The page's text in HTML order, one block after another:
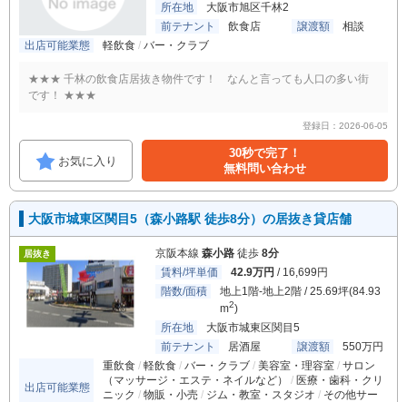
所在地
大阪市旭区千林2
前テナント
飲食店 譲渡額
相談
出店可能業態
軽飲食 バー・クラブ
★★★ 千林の飲食店居抜き物件です！ なんと言っても人口の多い街
です！ ★★★
登録日：2026-06-05
お気に入り
30秒で完了！
無料問い合わせ
大阪市城東区関目5（森小路駅 徒歩8分）の居抜き貸店舗
居抜き 京阪本線 森小路 徒歩 8分
賃料/坪単価
42.9万円 / 16,699円
階数/面積
地上1階-地上2階 / 25.69坪(84.93
m2)
所在地
大阪市城東区関目5
前テナント
居酒屋 譲渡額 550万円
出店可能業態
重飲食 軽飲食 バー・クラブ 美容室・理容室
サロン
（マッサージ・エステ・ネイルなど）
医療・歯科・クリ
ニック
物販・小売 ジム・教室・スタジオ
その他サー